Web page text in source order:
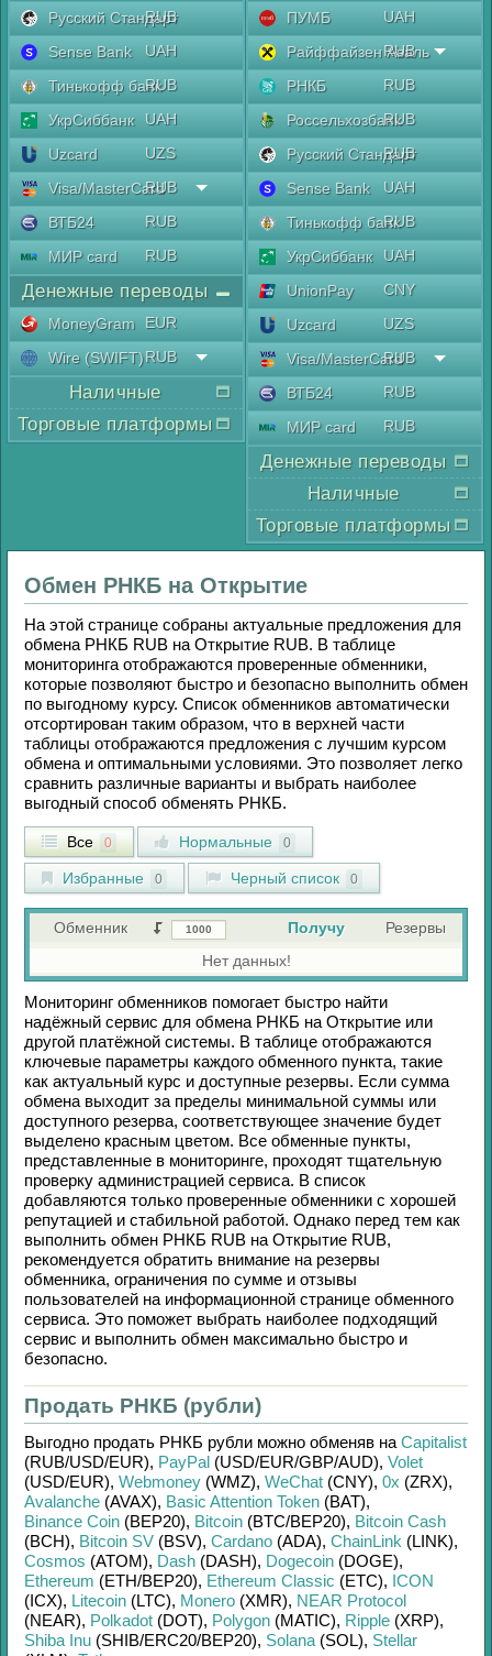
Русский Стандарт
RUB
Sense Bank
UAH
Тинькофф банкRUB
УкрСиббанк
UAH
Uzcard
UZS
Visa/MasterCard
RUB
ВТБ24
RUB
МИР card
RUB
Денежные переводы
MoneyGram
EUR
Wire (SWIFT)RUB
Наличные
Торговые платформы
ПУМБ
UAH
Райффайзен Аваль
RUB
РНКБ
RUB
РоссельхозбанкRUB
Русский Стандарт
RUB
Sense Bank
UAH
Тинькофф банкRUB
УкрСиббанк
UAH
UnionPay
CNY
Uzcard
UZS
Visa/MasterCard
RUB
ВТБ24
RUB
МИР card
RUB
Денежные переводы
Наличные
Торговые платформы
Обмен РНКБ на Открытие
На этой странице собраны актуальные предложения для
обмена РНКБ RUB на Открытие RUB. В таблице
мониторинга отображаются проверенные обменники,
которые позволяют быстро и безопасно выполнить обмен
по выгодному курсу. Список обменников автоматически
отсортирован таким образом, что в верхней части
таблицы отображаются предложения с лучшим курсом
обмена и оптимальными условиями. Это позволяет легко
сравнить различные варианты и выбрать наиболее
выгодный способ обменять РНКБ.
Все 0 Нормальные 0
Избранные 0 Черный список 0
Обменник Получу
Резервы
Нет данных!
Мониторинг обменников помогает быстро найти
надёжный сервис для обмена РНКБ на Открытие или
другой платёжной системы. В таблице отображаются
ключевые параметры каждого обменного пункта, такие
как актуальный курс и доступные резервы. Если сумма
обмена выходит за пределы минимальной суммы или
доступного резерва, соответствующее значение будет
выделено красным цветом. Все обменные пункты,
представленные в мониторинге, проходят тщательную
проверку администрацией сервиса. В список
добавляются только проверенные обменники с хорошей
репутацией и стабильной работой. Однако перед тем как
выполнить обмен РНКБ RUB на Открытие RUB,
рекомендуется обратить внимание на резервы
обменника, ограничения по сумме и отзывы
пользователей на информационной странице обменного
сервиса. Это поможет выбрать наиболее подходящий
сервис и выполнить обмен максимально быстро и
безопасно.
Продать РНКБ (рубли)
Выгодно продать РНКБ рубли можно обменяв на Capitalist
(RUB/USD/EUR), PayPal (USD/EUR/GBP/AUD), Volet
(USD/EUR), Webmoney (WMZ), WeChat (CNY), 0x (ZRX),
Avalanche (AVAX), Basic Attention Token (BAT),
Binance Coin (BEP20), Bitcoin (BTC/BEP20), Bitcoin Cash
(BCH), Bitcoin SV (BSV), Cardano (ADA), ChainLink (LINK),
Cosmos (ATOM), Dash (DASH), Dogecoin (DOGE),
Ethereum (ETH/BEP20), Ethereum Classic (ETC), ICON
(ICX), Litecoin (LTC), Monero (XMR), NEAR Protocol
(NEAR), Polkadot (DOT), Polygon (MATIC), Ripple (XRP),
Shiba Inu (SHIB/ERC20/BEP20), Solana (SOL), Stellar